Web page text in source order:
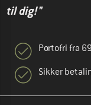
til dig!"
Portofri fra
Sikker